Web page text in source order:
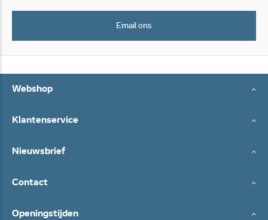
Email ons
Webshop
Klantenservice
Nieuwsbrief
Contact
Openingstijden